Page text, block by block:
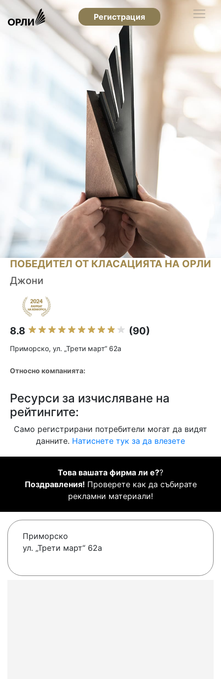
Регистрация
ПОБЕДИТЕЛ ОТ КЛАСАЦИЯТА НА ОРЛИ
Джони
8.8 (90)
Приморско, ул. „Трети март“ 62a
Относно компанията:
Ресурси за изчисляване на
рейтингите:
Само регистрирани потребители могат да видят
данните. Натиснете тук за да влезете
Това вашата фирма ли е??
Поздравления! Проверете как да събирате
рекламни материали!
Приморско
ул. „Трети март“ 62a